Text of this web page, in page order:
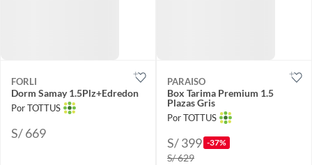
FORLI
Dorm Samay 1.5Plz+Edredon
Por TOTTUS
S/ 669
PARAISO
Box Tarima Premium 1.5
Plazas Gris
Por TOTTUS
S/ 399 -37%
S/ 629